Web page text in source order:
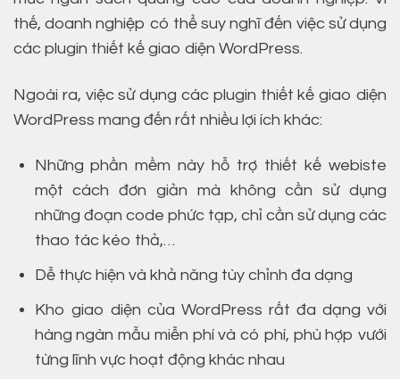
thế, doanh nghiệp có thể suy nghĩ đến việc sử dụng
các plugin thiết kế giao diện WordPress.
Ngoài ra, việc sử dụng các plugin thiết kế giao diện
WordPress mang đến rất nhiều lợi ích khác:
Những phần mềm này hỗ trợ thiết kế webiste
một cách đơn giản mà không cần sử dụng
những đoạn code phức tạp, chỉ cần sử dụng các
thao tác kéo thả,…
Dễ thực hiện và khả năng tùy chỉnh đa dạng
Kho giao diện của WordPress rất đa dạng với
hàng ngàn mẫu miễn phí và có phí, phù hợp vưới
từng lĩnh vực hoạt động khác nhau